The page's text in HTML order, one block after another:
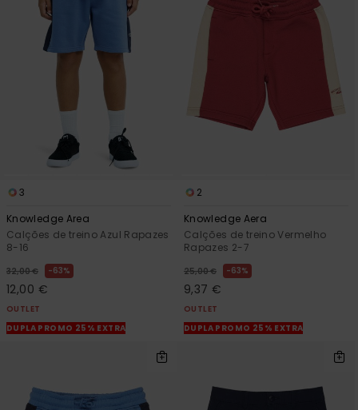
3
Knowledge Area
Calções de treino Azul Rapazes
8-16
32,00 € 63%
12,00 €
OUTLET
DUPLA PROMO 25% EXTRA
2
Knowledge Aera
Calções de treino Vermelho
Rapazes 2-7
25,00 € 63%
9,37 €
OUTLET
DUPLA PROMO 25% EXTRA